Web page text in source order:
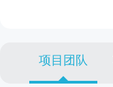
项目团队